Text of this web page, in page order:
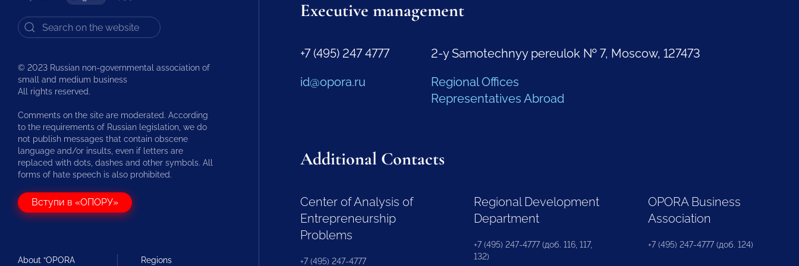
© 2023 Russian non-governmental association of
small and medium business
All rights reserved.
Comments on the site are moderated. According
to the requirements of Russian legislation, we do
not publish messages that contain obscene
language and/or insults, even if letters are
replaced with dots, dashes and other symbols. All
forms of hate speech is also prohibited.
Вступи в «ОПОРУ»
About “OPORA Regions
Executive management
+7 (495) 247 4777
id@opora.ru
2-y Samotechnyy pereulok № 7, Moscow, 127473
Regional Offices
Representatives Abroad
Additional Contacts
Center of Analysis of
Entrepreneurship
Problems
+7 (495) 247-4777
Regional Development
Department
+7 (495) 247-4777 (доб. 116, 117,
132)
OPORA Business
Association
+7 (495) 247-4777 (доб. 124)